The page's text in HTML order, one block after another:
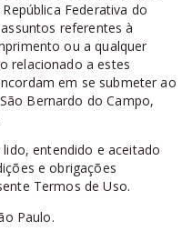
Federativa do
referentes à
ou a qualquer
relacionado a estes
em se submeter ao
Bernardo do Campo,
entendido e aceitado
e obrigações
Termos de Uso.
Paulo.